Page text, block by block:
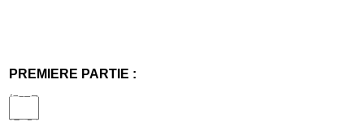
PREMIERE PARTIE :